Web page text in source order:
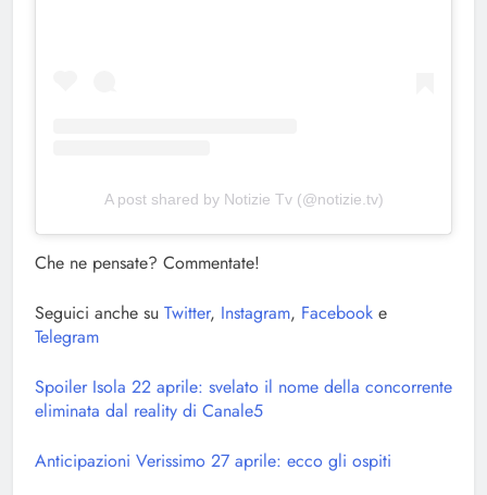
A post shared by Notizie Tv (@notizie.tv)
Che ne pensate? Commentate!
Seguici anche su Twitter, Instagram, Facebook e
Telegram
Spoiler Isola 22 aprile: svelato il nome della concorrente
eliminata dal reality di Canale5
Anticipazioni Verissimo 27 aprile: ecco gli ospiti